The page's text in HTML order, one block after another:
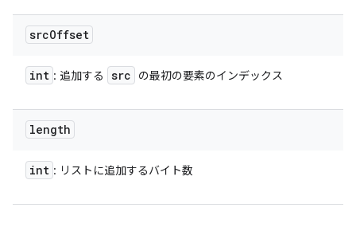
srcOffset
int : 追加する src の最初の要素のインデックス
length
int : リストに追加するバイト数